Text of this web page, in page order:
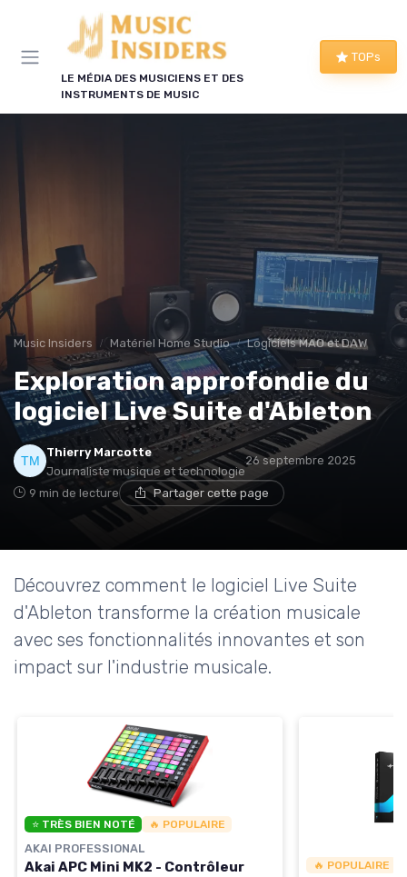
LE MÉDIA DES MUSICIENS ET DES
INSTRUMENTS DE MUSIC
TOPs
Music Insiders Matériel Home Studio Logiciels MAO et DAW
Exploration approfondie du
logiciel Live Suite d'Ableton
Thierry Marcotte
Journaliste musique et technologie
26 septembre 2025
9 min de lecture Partager cette page
Découvrez comment le logiciel Live Suite
d'Ableton transforme la création musicale
avec ses fonctionnalités innovantes et son
impact sur l'industrie musicale.
⭐ TRÈS BIEN NOTÉ 🔥 POPULAIRE
AKAI PROFESSIONAL
Akai APC Mini MK2 - Contrôleur
🔥 POPULAIRE
Panneau de gestion des cookies